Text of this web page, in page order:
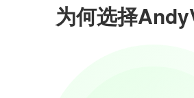
为何选择